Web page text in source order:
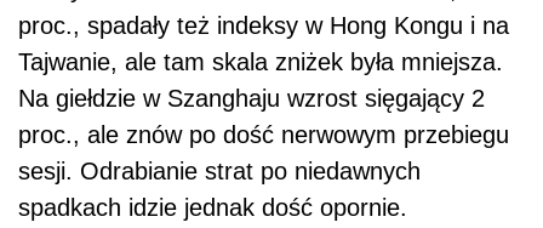
proc., spadały też indeksy w Hong Kongu i na
Tajwanie, ale tam skala zniżek była mniejsza.
Na giełdzie w Szanghaju wzrost sięgający 2
proc., ale znów po dość nerwowym przebiegu
sesji. Odrabianie strat po niedawnych
spadkach idzie jednak dość opornie.